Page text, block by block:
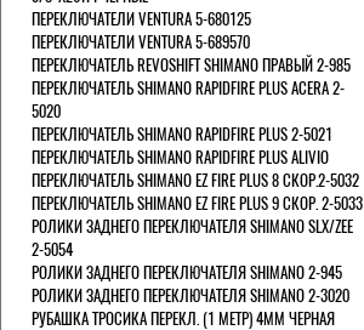
ПЕРЕКЛЮЧАТЕЛИ VENTURA 5-680125
ПЕРЕКЛЮЧАТЕЛИ VENTURA 5-689570
ПЕРЕКЛЮЧАТЕЛЬ REVOSHIFT SHIMANO ПРАВЫЙ 2-985
ПЕРЕКЛЮЧАТЕЛЬ SHIMANO RAPIDFIRE PLUS ACERA 2-
5020
ПЕРЕКЛЮЧАТЕЛЬ SHIMANO RAPIDFIRE PLUS 2-5021
ПЕРЕКЛЮЧАТЕЛЬ SHIMANO RAPIDFIRE PLUS ALIVIO
ПЕРЕКЛЮЧАТЕЛЬ SHIMANO EZ FIRE PLUS 8 СКОР.2-5032
ПЕРЕКЛЮЧАТЕЛЬ SHIMANO EZ FIRE PLUS 9 СКОР. 2-5033
РОЛИКИ ЗАДНЕГО ПЕРЕКЛЮЧАТЕЛЯ SHIMANO SLX/ZEE
2-5054
РОЛИКИ ЗАДНЕГО ПЕРЕКЛЮЧАТЕЛЯ SHIMANO 2-945
РОЛИКИ ЗАДНЕГО ПЕРЕКЛЮЧАТЕЛЯ SHIMANO 2-3020
РУБАШКА ТРОСИКА ПЕРЕКЛ. (1 МЕТР) 4ММ ЧЕРНАЯ